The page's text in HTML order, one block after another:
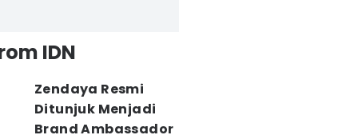
IDN
Zendaya Resmi
Ditunjuk Menjadi
Brand Ambassador